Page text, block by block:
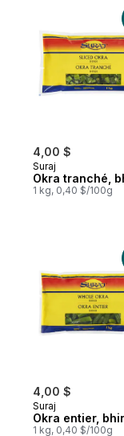
4,00 $
Suraj
Okra tranché,
1 kg, 0,40 $/100g
4,00 $
Suraj
Okra entier,
1 kg, 0,40 $/100g